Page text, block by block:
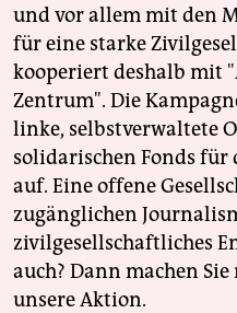
und vor allem mit den
für eine starke
kooperiert deshalb mit
Zentrum". Die
linke, selbstverwaltete
solidarischen Fonds für
auf. Eine offene
zugänglichen
zivilgesellschaftliches
auch? Dann machen
unsere Aktion.